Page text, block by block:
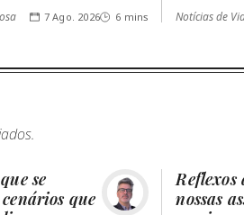
7 Ago. 2026 6 mins Notícias de
se
que
nossas